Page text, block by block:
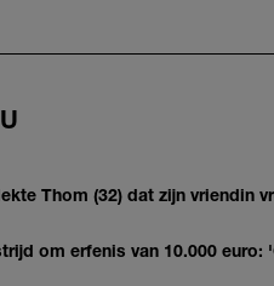
Thom (32) dat zijn vriendin
om erfenis van 10.000